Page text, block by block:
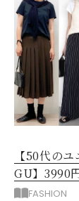
【50代のユ
GU】3990
ではける涼
FASHION